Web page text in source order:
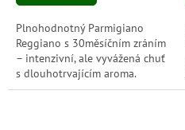
Plnohodnotný Parmigiano
Reggiano s 30měsíčním zráním
– intenzivní, ale vyvážená chuť
s dlouhotrvajícím aroma.
Italská dokonalost pro